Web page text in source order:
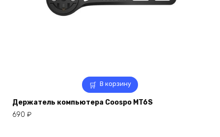
В корзину
Держатель компьютера Coospo MT6S
690 ₽